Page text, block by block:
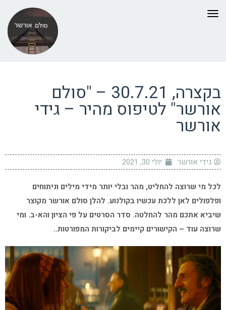
תפריט
בקצרה, 30.7.21 – "סולם
אורשר" לטיפוס מהיר – גידי
אורשר
גידי אורשר יולי 30, 2021
לכל מי שרוצה להחליט, מהר ובלי יותר מידי מילים וניתוחים
ופלפולים לאן ללכת עכשיו בקולנוע. להלן סולם אורשר מקוצר
שיביא אתכם מהר להחלטה. סדר הסרטים על פי הציון והא-ב. ומי
שרוצה עוד – הקישורים קיימים לביקורות המפורטות..